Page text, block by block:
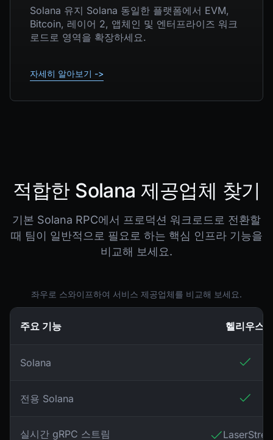
Solana 유지 Solana 동일한 플랫폼에서 EVM,
Bitcoin, 레이어 2, 앱체인 및 엔터프라이즈 워크
로드로 영역을 확장하세요.
자세히 알아보기 ->
적합한 Solana 제공업체 찾기
기본 Solana RPC에서 프로덕션 워크로드로 전환할
때 팀이 일반적으로 필요로 하는 핵심 인프라 기능을
비교해 보세요.
좌우로 스와이프하여 서비스 제공업체를 비교해 보세요.
주요 기능 헬리우스
Solana
전용 Solana
실시간 gRPC 스트림